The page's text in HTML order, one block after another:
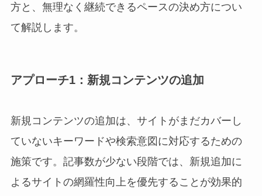
方と、無理なく継続できるペースの決め方につい
て解説します。
アプローチ1：新規コンテンツの追加
新規コンテンツの追加は、サイトがまだカバーし
ていないキーワードや検索意図に対応するための
施策です。記事数が少ない段階では、新規追加に
よるサイトの網羅性向上を優先することが効果的